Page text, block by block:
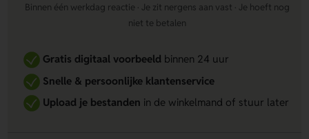
Binnen één werkdag reactie · Je zit nergens aan vast · Je hoeft nog
niet te betalen
Gratis digitaal voorbeeldbinnen 24 uur
Snelle & persoonlijke klantenservice
Upload je bestanden in de winkelmand of stuur later